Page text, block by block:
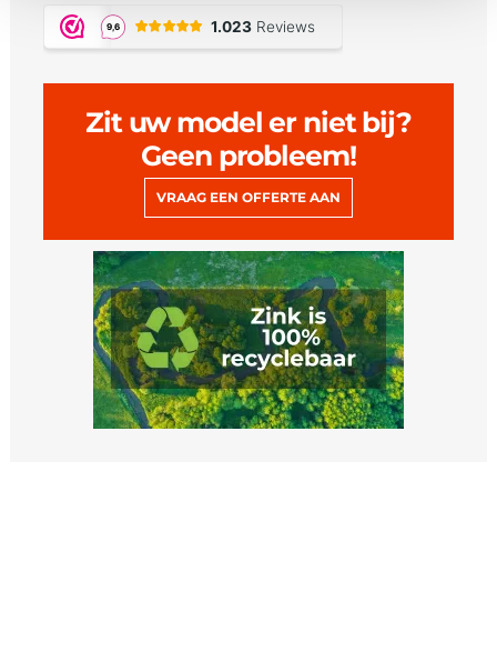
Zit uw model er niet bij?
Geen probleem!
VRAAG EEN OFFERTE AAN